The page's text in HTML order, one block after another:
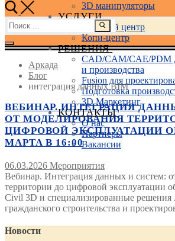
3D манипуляторы
УСЛУГИ
Учебный центр
Копи-центр
РЕШЕНИЯ
CAD/CAM/CAE/PDM
и производства
Fusion для
Подготовка
3D Маркетинг
КОНТАКТЫ
О нас
Партнеры
Вакансии
Найти:
Аркада
Блог
интеграция данных BIM
ВЕБИНАР. ИНТЕГРАЦИЯ
ОТ МОДЕЛИРОВАНИЯ
ЦИФРОВОЙ ЭКСПЛУАТАЦИИ
МАРТА В 16:00
06.03.2026 Мероприятия
Вебинар. Интеграция данных и систем:
территории до цифровой эксплуатации
Civil 3D и специализированные решения
гражданского строительства и
Новости